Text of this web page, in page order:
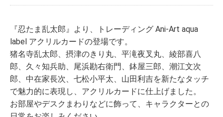
『忍たま乱太郎』より、トレーディング Ani-Art aqua
label アクリルカードの登場です。
猪名寺乱太郎、摂津のきり丸、平滝夜叉丸、綾部喜八
郎、久々知兵助、尾浜勘右衛門、鉢屋三郎、潮江文次
郎、中在家長次、七松小平太、山田利吉を新たなタッチ
で魅力的に表現し、アクリルカードに仕上げました。
お部屋やデスクまわりなどに飾って、キャラクターとの